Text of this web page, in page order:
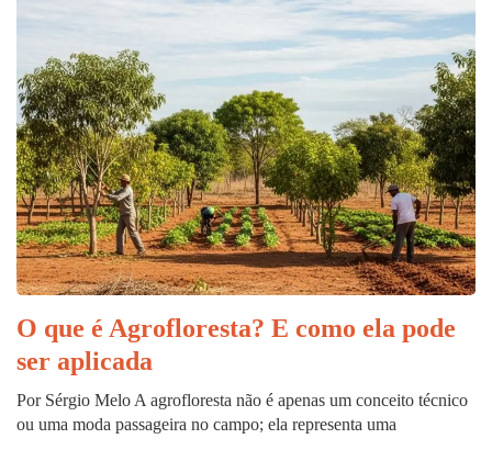
O que é Agrofloresta? E como ela pode
ser aplicada
Por Sérgio Melo A agrofloresta não é apenas um conceito técnico
ou uma moda passageira no campo; ela representa uma